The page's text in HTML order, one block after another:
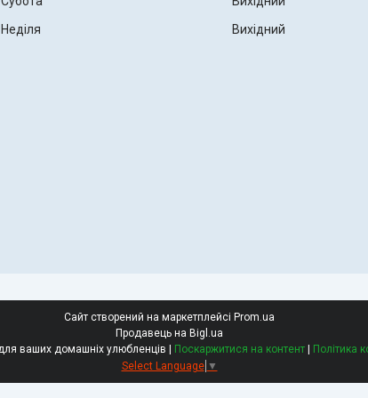
Неділя
Вихідний
Сайт створений на маркетплейсі Prom.ua
Продавець на Bigl.ua
РетЗоо - зоомагазин для ваших домашніх улюбленців | Поскаржитися на контент | Політика
Select Language ▼